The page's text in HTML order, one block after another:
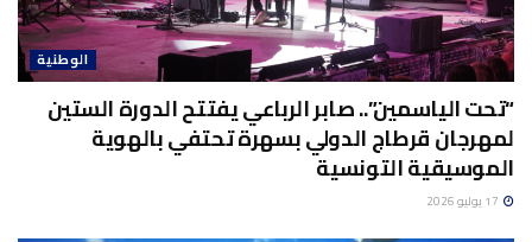
الوطنية
“تحت الياسمين”.. صابر الرباعي يفتتح الدورة الستين
لمهرجان قرطاج الدولي بسهرة تحتفي بالهوية
الموسيقية التونسية